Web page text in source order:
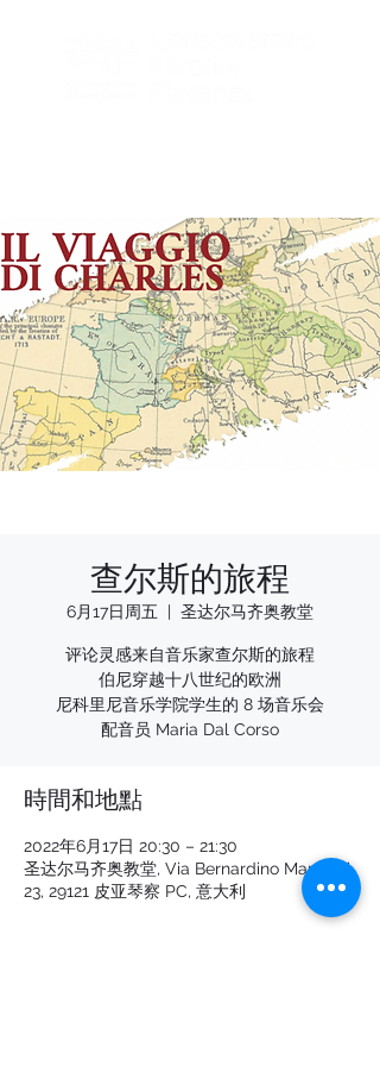
查尔斯的旅程
6月17日周五
  |
圣达尔马齐奥教堂
评论灵感来自音乐家查尔斯的旅程
伯尼穿越十八世纪的欧洲
尼科里尼音乐学院学生的 8 场音乐会
配音员 Maria Dal Corso
時間和地點
2022年6月17日 20:30 – 21:30
圣达尔马齐奥教堂, Via Bernardino Mandelli,
23, 29121 皮亚琴察 PC, 意大利